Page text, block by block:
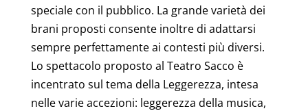
speciale con il pubblico. La grande varietà dei
brani proposti consente inoltre di adattarsi
sempre perfettamente ai contesti più diversi.
Lo spettacolo proposto al Teatro Sacco è
incentrato sul tema della Leggerezza, intesa
nelle varie accezioni: leggerezza della musica,